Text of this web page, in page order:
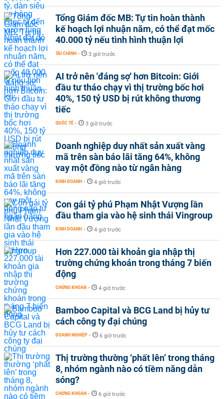
Tổng Giám đốc MB: Tự tin hoàn thành
kế hoạch lợi nhuận năm, có thể đạt mốc
40.000 tỷ nếu tình hình thuận lợi
TÀI CHÍNH - 3 giờ trước
AI trở nên 'đáng sợ' hơn Bitcoin: Giới
đầu tư tháo chạy vì thị trường bốc hơi
40%, 150 tỷ USD bị rút không thương
tiếc
QUỐC TẾ - 3 giờ trước
Doanh nghiệp duy nhất sản xuất vàng
mã trên sàn báo lãi tăng 64%, không
vay một đồng nào từ ngân hàng
KINH DOANH - 4 giờ trước
Con gái tỷ phú Phạm Nhật Vượng lần
đầu tham gia vào hệ sinh thái Vingroup
KINH DOANH - 4 giờ trước
Hơn 227.000 tài khoản gia nhập thị
trường chứng khoán trong tháng 7 biến
động
CHỨNG KHOÁN - 4 giờ trước
Bamboo Capital và BCG Land bị hủy tư
cách công ty đại chúng
DOANH NGHIỆP - 6 giờ trước
Thị trường thường ‘phất lên’ trong tháng
8, nhóm ngành nào có tiềm năng dẫn
sóng?
CHỨNG KHOÁN - 6 giờ trước